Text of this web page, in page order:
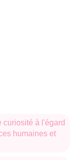
curiosité à l'égard
humaines et